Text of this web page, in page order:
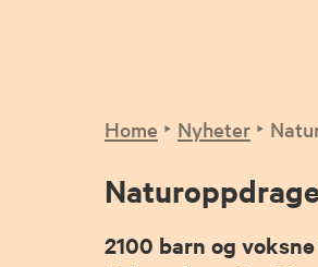
Home Nyheter
2100 barn og